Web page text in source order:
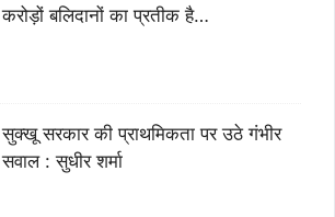
करोड़ों बलिदानों का प्रतीक है…
सुक्खू सरकार की प्राथमिकता पर उठे गंभीर
सवाल : सुधीर शर्मा